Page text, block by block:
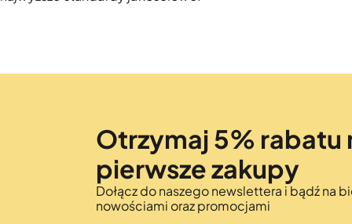
Otrzymaj 5% rabatu
pierwsze zakupy
Dołącz do naszego newslettera i bądź na
nowościami oraz promocjami